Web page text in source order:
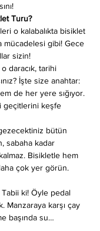
Turu?
o kalabalıkta bisiklet
mücadelesi gibi! Gece
sizin!
o daracık, tarihi
İşte size anahtar:
de her yere sığıyor.
geçitlerini keşfe
gezecektiniz bütün
sabaha kadar
Bisikletle hem
çok yer görün.
Tabii ki! Öyle pedal
Manzaraya karşı çay
başında su…